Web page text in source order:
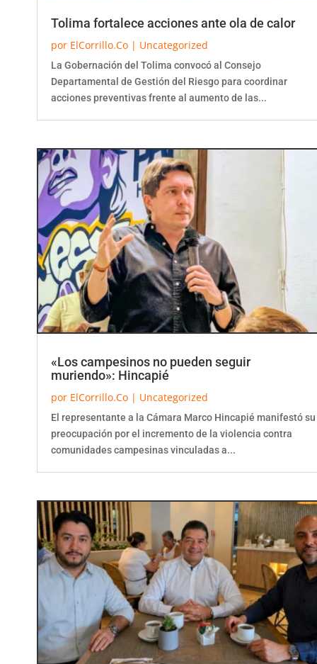
Tolima fortalece acciones ante ola de calor
por ElCorrillo.Co | Uncategorized
La Gobernación del Tolima convocó al Consejo
Departamental de Gestión del Riesgo para coordinar
acciones preventivas frente al aumento de las...
«Los campesinos no pueden seguir
muriendo»: Hincapié
por ElCorrillo.Co | Uncategorized
El representante a la Cámara Marco Hincapié manifestó su
preocupación por el incremento de la violencia contra
comunidades campesinas vinculadas a...